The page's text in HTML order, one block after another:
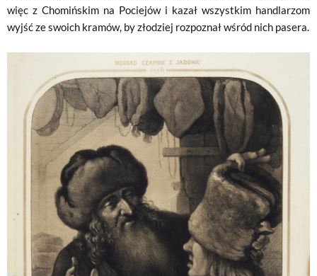
więc z Chomińskim na Pociejów i kazał wszystkim handlarzom
wyjść ze swoich kramów, by złodziej rozpoznał wśród nich pasera.